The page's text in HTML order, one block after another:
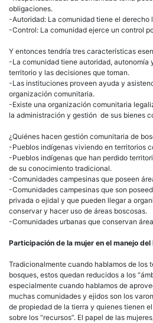
obligaciones.
-Autoridad: La comunidad tiene el derecho
-Control: La comunidad ejerce un control
Y entonces tendría tres características
-La comunidad tiene autoridad, autonomía
territorio y las decisiones que toman.
-Las instituciones proveen ayuda y
organización comunitaria.
-Existe una organización comunitaria
la administración y gestión de sus bienes
¿Quiénes hacen gestión comunitaria de
-Pueblos indígenas viviendo en territorios
-Pueblos indígenas que han perdido
de su conocimiento tradicional.
-Comunidades campesinas que poseen
-Comunidades campesinas que son
privada o ejidal y que pueden llegar a
conservar y hacer uso de áreas boscosas.
-Comunidades urbanas que conservan
Participación de la mujer en el manejo del
Tradicionalmente cuando hablamos de los
bosques, estos quedan reducidos a los
especialmente cuando hablamos de
muchas comunidades y ejidos son los
de propiedad de la tierra y quienes tienen
sobre los “recursos”. El papel de las